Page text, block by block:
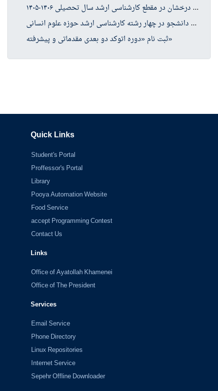
فرا
خوان پذیرش بدون آزمون استعدادهای درخشان در مقطع کارشناسی ارشد سال تحصیلی ۱۴۰۶-۱۴۰۵
موا
فقت دفتر گسترش آموزش عالی وزارت عتف با پذیرش دانشجو در چهار رشته کارشناسی ارشد حوزه علوم انسانی
ثبت نام «دوره اتوکد دو بعدی مقدماتی و پیشرفته»
Quick Links
Student's Portal
Proffessor's Portal
Library
Pooya Automation Website
Food Service
accept Programming Contest
Contact Us
Links
Office of Ayatollah Khamenei
Office of The President
Services
Email Service
Phone Directory
Linux Repositories
Internet Service
Sepehr Offline Downloader